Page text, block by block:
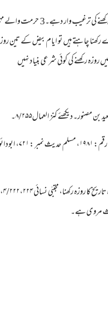
البتہ ہر مہینہ میں تین ر وزے رکھنے کی
رکھنے کی کوئی شرعی بنیاد نہیں